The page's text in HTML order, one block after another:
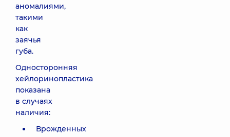
аномалиями,
такими
как
заячья
губа.
Односторонняя
хейлоринопластика
показана
в случаях
наличия:
Врожденных